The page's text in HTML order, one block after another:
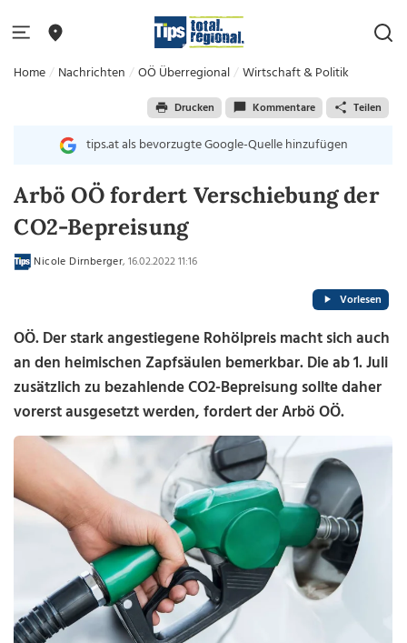
Home Nachrichten OÖ Überregional Wirtschaft & Politik
Drucken Kommentare Teilen
tips.at als bevorzugte Google-Quelle hinzufügen
Arbö OÖ fordert Verschiebung der
CO2-Bepreisung
Nicole Dirnberger, 16.02.2022 11:16
Vorlesen
OÖ. Der stark angestiegene Rohölpreis macht sich auch
an den heimischen Zapfsäulen bemerkbar. Die ab 1. Juli
zusätzlich zu bezahlende CO2-Bepreisung sollte daher
vorerst ausgesetzt werden, fordert der Arbö OÖ.